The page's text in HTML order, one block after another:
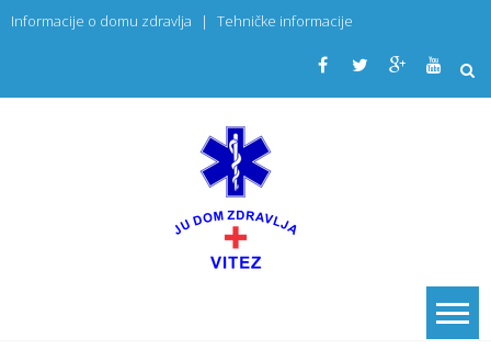
SkipInformacije o domu zdravlja | Tehničke informacije
Vitez